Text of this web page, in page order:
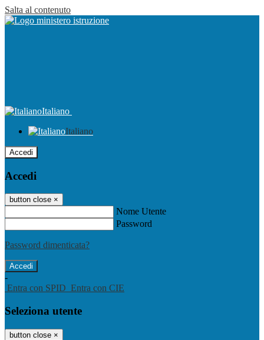
Salta al contenuto
Italiano
Italiano
Accedi
Accedi
button close ×
Nome Utente
Password
Password dimenticata?
-
Entra con SPID Entra con CIE
Seleziona utente
button close ×